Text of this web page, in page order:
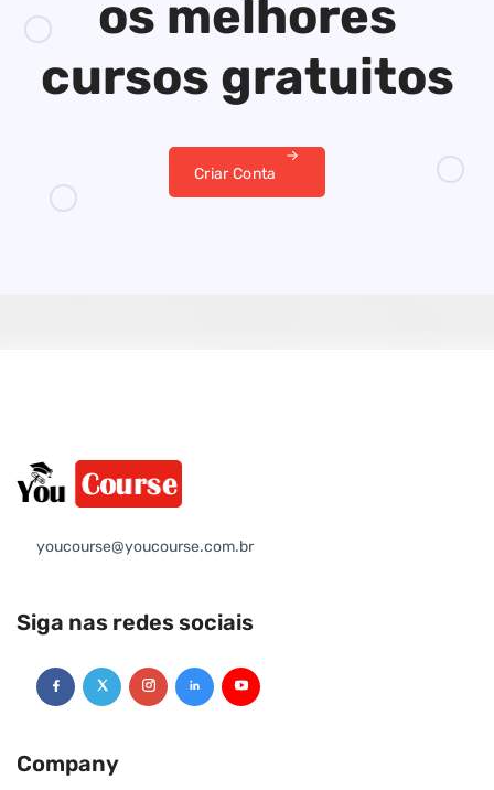
os melhores
cursos gratuitos
Criar Conta
youcourse@youcourse.com.br
Siga nas redes sociais
Company